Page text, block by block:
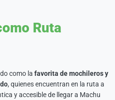
Ruta
como la favorita de mochileros y
, quienes encuentran en la ruta a
y accesible de llegar a Machu